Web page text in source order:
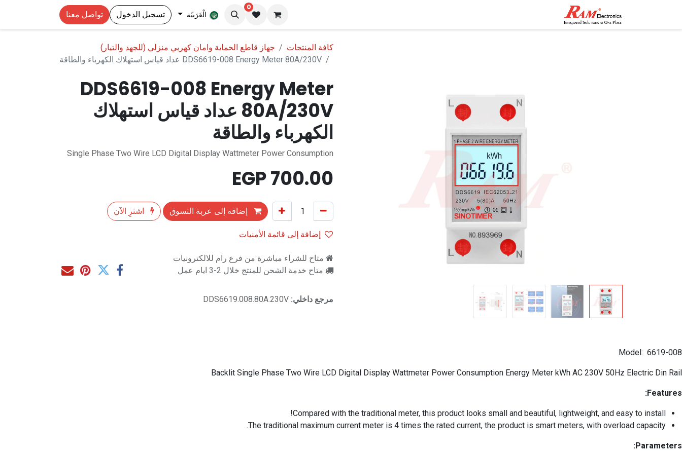
0
الْعَرَبيّة تسجيل الدخول تواصل معنا
كافة المنتجات
جهاز قاطع الحماية وامان كهربي منزلي (للجهد والتيار)
DDS6619-008 Energy Meter 80A/230V عداد قياس استهلاك الكهرباء والطاقة
DDS6619-008 Energy Meter
80A/230V عداد قياس استهلاك
الكهرباء والطاقة
Single Phase Two Wire LCD Digital Display Wattmeter Power Consumption
700.00
إضافة إلى عربة التسوق
اشترِ الآن
إضافة إلى قائمة الأمنيات
متاح للشراء مباشرة من فرع رام للالكترونيات
متاح خدمة الشحن للمنتج خلال 2-3 ايام عمل
مرجع داخلي: DDS6619.008.80A.230V
Model: 6619-008
Backlit Single Phase Two Wire LCD Digital Display Wattmeter Power Consumption Energy Meter kWh AC 230V 50Hz Electric Din Rail
Features:
Compared with the traditional meter, this product looks small and beautiful, lightweight, and easy to install!
The traditional maximum current meter is 4 times the rated current, the product is smart meters, with overload capacity.
Parameters: